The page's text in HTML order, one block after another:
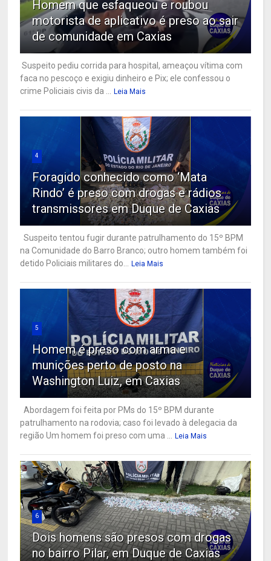
Homem que esfaqueou e roubou
motorista de aplicativo é preso ao sair
de comunidade em Caxias
Suspeito pediu corrida para hospital, ameaçou vítima com
faca no pescoço e exigiu dinheiro e Pix; ele confessou o
crime Policiais civis da ...
Leia Mais
4
Foragido conhecido como ‘Mata
Rindo’ é preso com drogas e rádios
transmissores em Duque de Caxias
Suspeito tentou fugir durante patrulhamento do 15º BPM
na Comunidade do Barro Branco; outro homem também foi
detido Policiais militares do...
Leia Mais
5
Homem é preso com arma e
munições perto de posto na
Washington Luiz, em Caxias
Abordagem foi feita por PMs do 15º BPM durante
patrulhamento na rodovia; caso foi levado à delegacia da
região Um homem foi preso com uma ...
Leia Mais
6
Dois homens são presos com drogas
no bairro Pilar, em Duque de Caxias